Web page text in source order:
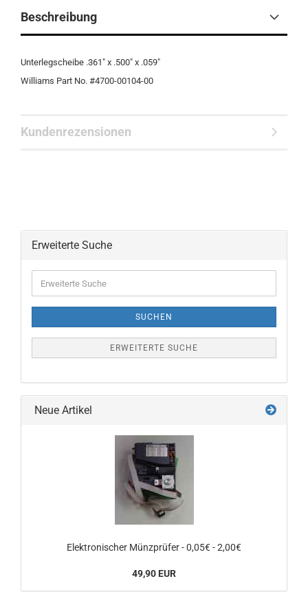
Beschreibung
Unterlegscheibe .361" x .500" x .059"
Williams Part No. #4700-00104-00
Kundenrezensionen
Erweiterte Suche
Suche
SUCHEN
ERWEITERTE SUCHE
Neue Artikel
Elektronischer Münzprüfer - 0,05€ - 2,00€
49,90 EUR